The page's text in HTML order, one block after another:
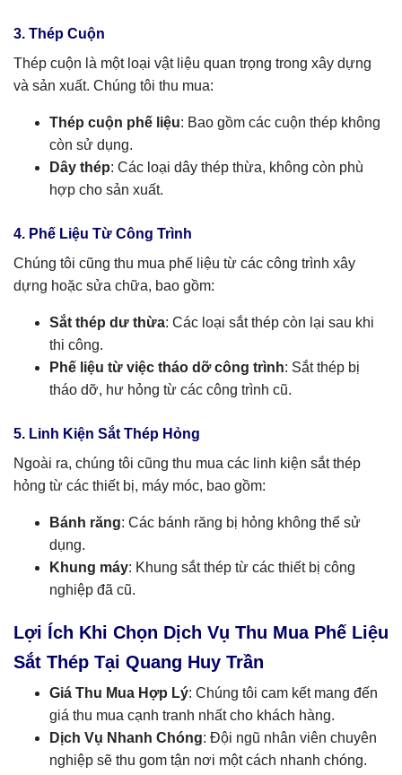
3. Thép Cuộn
Thép cuộn là một loại vật liệu quan trọng trong xây dựng
và sản xuất. Chúng tôi thu mua:
Thép cuộn phế liệu: Bao gồm các cuộn thép không
còn sử dụng.
Dây thép: Các loại dây thép thừa, không còn phù
hợp cho sản xuất.
4. Phế Liệu Từ Công Trình
Chúng tôi cũng thu mua phế liệu từ các công trình xây
dựng hoặc sửa chữa, bao gồm:
Sắt thép dư thừa: Các loại sắt thép còn lại sau khi
thi công.
Phế liệu từ việc tháo dỡ công trình: Sắt thép bị
tháo dỡ, hư hỏng từ các công trình cũ.
5. Linh Kiện Sắt Thép Hỏng
Ngoài ra, chúng tôi cũng thu mua các linh kiện sắt thép
hỏng từ các thiết bị, máy móc, bao gồm:
Bánh răng: Các bánh răng bị hỏng không thể sử
dụng.
Khung máy: Khung sắt thép từ các thiết bị công
nghiệp đã cũ.
Lợi Ích Khi Chọn Dịch Vụ Thu Mua Phế Liệu
Sắt Thép Tại Quang Huy Trần
Giá Thu Mua Hợp Lý: Chúng tôi cam kết mang đến
giá thu mua cạnh tranh nhất cho khách hàng.
Dịch Vụ Nhanh Chóng: Đội ngũ nhân viên chuyên
nghiệp sẽ thu gom tận nơi một cách nhanh chóng.